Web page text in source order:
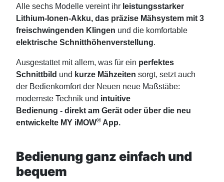
Alle sechs Modelle vereint ihr leistungsstarker
Lithium-Ionen-Akku, das präzise Mähsystem mit 3
freischwingenden Klingen und die komfortable
elektrische Schnitthöhenverstellung.
Ausgestattet mit allem, was für ein perfektes
Schnittbild und kurze Mähzeiten sorgt, setzt auch
der Bedienkomfort der Neuen neue Maßstäbe:
modernste Technik und intuitive
Bedienung - direkt am Gerät oder über die neu
entwickelte MY iMOW® App.
Bedienung ganz einfach und
bequem